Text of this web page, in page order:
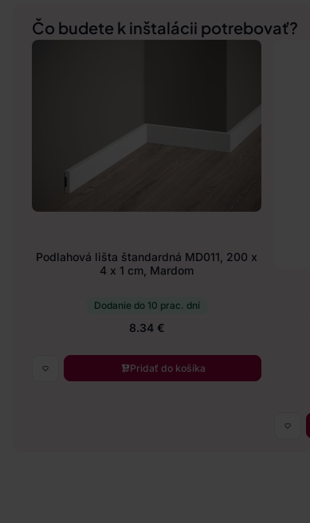
Čo budete k inštalácii potrebovať?
Podlahová lišta štandardná MD011, 200 x
4 x 1 cm, Mardom
Dodanie do 10 prac. dní
8.34 €
Pridať do košíka